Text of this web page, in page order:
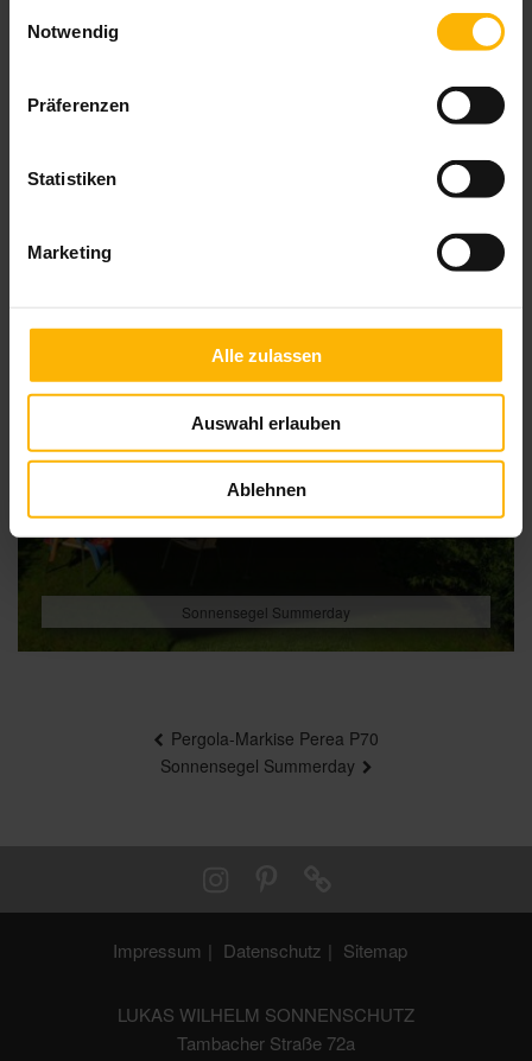
Notwendig
Präferenzen
Statistiken
Marketing
Alle zulassen
Auswahl erlauben
Ablehnen
geeignet.
Das könnte Sie auch interessieren
Sonnensegel Summerday
Pergola-Markise Perea P70
Sonnensegel Summerday
Impressum Datenschutz Sitemap
LUKAS WILHELM SONNENSCHUTZ
Tambacher Straße 72a